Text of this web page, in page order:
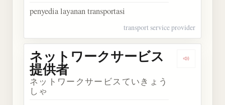
penyedia layanan transportasi
transport service provider
ネットワークサービス
提供者
ネットワークサービスていきょう
しゃ